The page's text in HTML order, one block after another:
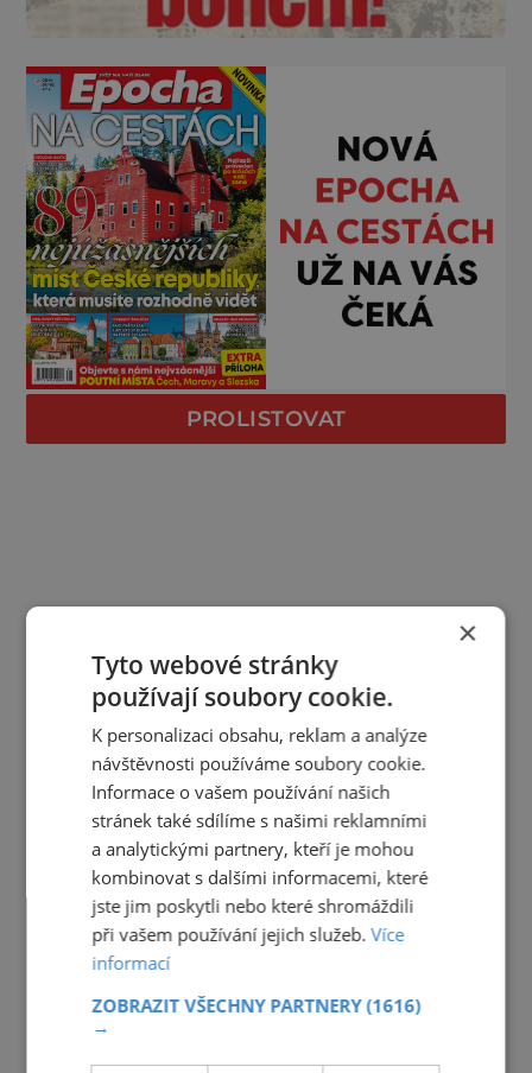
PROLISTOVAT
×
Tyto webové stránky
používají soubory cookie.
K personalizaci obsahu, reklam a analýze
návštěvnosti používáme soubory cookie.
Informace o vašem používání našich
stránek také sdílíme s našimi reklamními
a analytickými partnery, kteří je mohou
kombinovat s dalšími informacemi, které
jste jim poskytli nebo které shromáždili
při vašem používání jejich služeb.Více
informací
ZOBRAZIT VŠECHNY PARTNERY(1616)
→